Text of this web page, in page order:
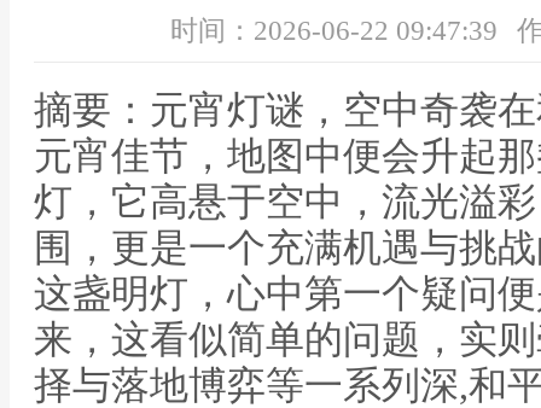
时间：2026-06-22 09:47:39
摘要：元宵灯谜，空中奇袭
元宵佳节，地图中便会升起
灯，它高悬于空中，流光溢
围，更是一个充满机遇与挑
这盏明灯，心中第一个疑问
来，这看似简单的问题，实
择与落地博弈等一系列深,和